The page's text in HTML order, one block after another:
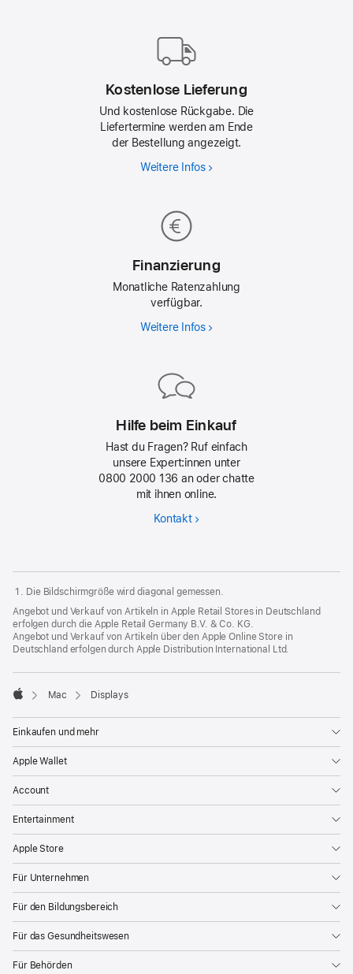
Kostenlose Lieferung
Und kostenlose Rückgabe. Die
Liefer­termine werden am Ende
der Bestellung angezeigt.
Weitere Infos
Finanzierung
Monatliche Ratenzahlung
verfügbar.
Weitere Infos
Hilfe beim Einkauf
Hast du Fragen? Ruf einfach
unsere Expert:innen unter
0800 2000 136 an oder chatte
mit ihnen online.
Kontakt
Die Bildschirm­größe wird diagonal gemessen.
Angebot und Verkauf von Artikeln in Apple Retail Stores in Deutschland
erfolgen durch die Apple Retail Germany B.V. & Co. KG.
Angebot und Verkauf von Artikeln über den Apple Online Store in
Deutschland erfolgen durch Apple Distribution International Ltd.

Mac Dis­plays
Einkaufen und mehr
Apple Wallet
Account
Entertainment
Apple Store
Für Unternehmen
Für den Bildungsbereich
Für das Gesundheitswesen
Für Behörden